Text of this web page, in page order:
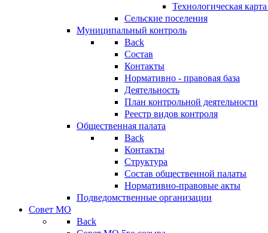
Технологическая
Сельские поселения
Муниципальный контроль
Back
Состав
Контакты
Нормативно - правовая база
Деятельность
План контрольной деятельности
Реестр видов контроля
Общественная палата
Back
Контакты
Структура
Состав общественной палаты
Нормативно-правовые акты
Подведомственные организации
Совет МО
Back